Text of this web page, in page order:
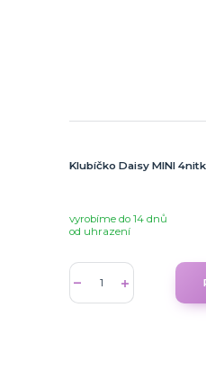
Klubíčko Daisy MINI
vyrobíme do 14 dnů
od uhrazení